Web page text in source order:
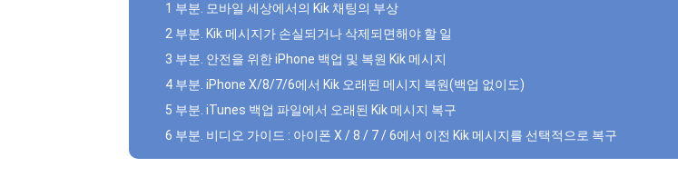
1 부분. 모바일 세상에서의 Kik 채팅의 부상
2 부분. Kik 메시지가 손실되거나 삭제되면해야 할 일
3 부분. 안전을 위한 iPhone 백업 및 복원 Kik 메시지
4 부분. iPhone X/8/7/6에서 Kik 오래된 메시지 복원(백업 없이도)
5 부분. iTunes 백업 파일에서 오래된 Kik 메시지 복구
6 부분. 비디오 가이드 : 아이폰 X / 8 / 7 / 6에서 이전 Kik 메시지를 선택적으로 복구